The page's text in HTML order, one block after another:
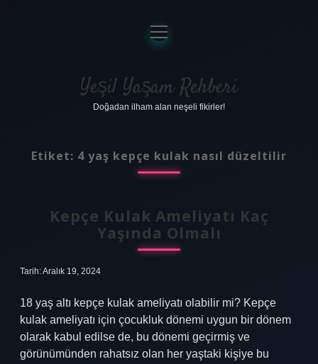
Anasayfa
Gizlilik Politikası
Yasal Uyarı
menüyü
aç
Yeşil Yaşam Rehberi
Doğadan ilham alan neşeli fikirler!
Etiket: 4 yaş kepçe kulak nasıl düzeltilir
Kepçe Kulak Ameliyatı Kaç
Yaşında Olmalı
Tarih: Aralık 19, 2024
18 yaş altı kepçe kulak ameliyatı olabilir mi? Kepçe
kulak ameliyatı için çocukluk dönemi uygun bir dönem
olarak kabul edilse de, bu dönemi geçirmiş ve
görünümünden rahatsız olan her yaştaki kişiye bu